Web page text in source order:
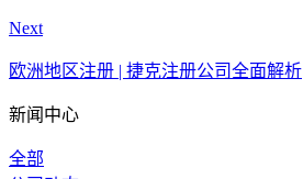
Next
欧洲地区注册 | 捷克注册公司全面解析
新闻中心
全部